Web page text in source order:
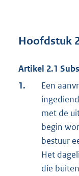
Hoofdstuk
Artikel 2.1
1.
Een
met de
begin
bestuur
Het
die